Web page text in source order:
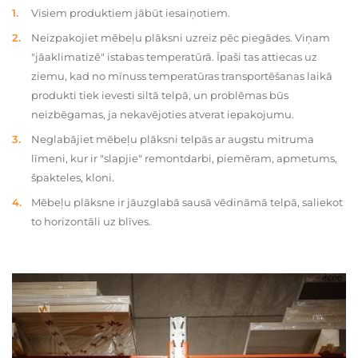
Visiem produktiem jābūt iesaiņotiem.
Neizpakojiet mēbeļu plāksni uzreiz pēc piegādes. Viņam
"jāaklimatizē" istabas temperatūrā. Īpaši tas attiecas uz
ziemu, kad no mīnuss temperatūras transportēšanas laikā
produkti tiek ievesti siltā telpā, un problēmas būs
neizbēgamas, ja nekavējoties atverat iepakojumu.
Neglabājiet mēbeļu plāksni telpās ar augstu mitruma
līmeni, kur ir "slapjie" remontdarbi, piemēram, apmetums,
špakteles, kloni.
Mēbeļu plāksne ir jāuzglabā sausā vēdināmā telpā, saliekot
to horizontāli uz blīves.